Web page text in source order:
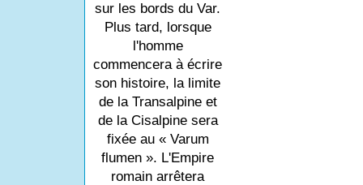
sur les bords du Var.
Plus tard, lorsque
l'homme
commencera à écrire
son histoire, la limite
de la Transalpine et
de la Cisalpine sera
fixée au « Varum
flumen ». L'Empire
romain arrêtera